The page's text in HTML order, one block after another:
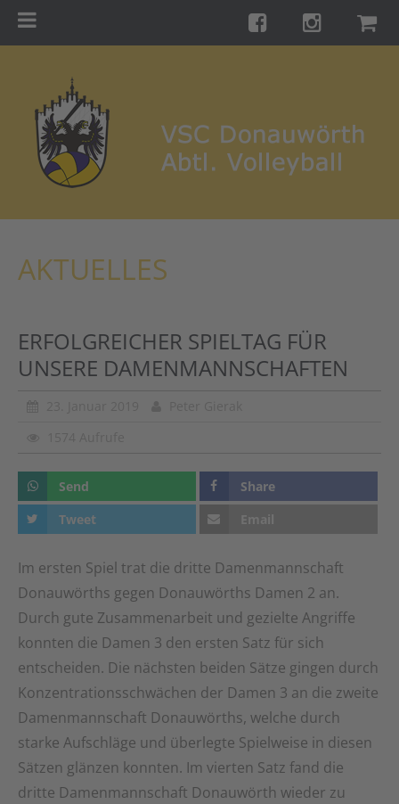
Training
Turniere
Kontakt
Shop
AKTUELLES
ERFOLGREICHER SPIELTAG FÜR
UNSERE DAMENMANNSCHAFTEN
Send
Share
Tweet
Email
Im ersten Spiel trat die dritte Damenmannschaft
Donauwörths gegen Donauwörths Damen 2 an.
Durch gute Zusammenarbeit und gezielte Angriffe
konnten die Damen 3 den ersten Satz für sich
entscheiden. Die nächsten beiden Sätze gingen durch
Konzentrationsschwächen der Damen 3 an die zweite
Damenmannschaft Donauwörths, welche durch
starke Aufschläge und überlegte Spielweise in diesen
Sätzen glänzen konnten. Im vierten Satz fand die
dritte Damenmannschaft Donauwörth wieder zu